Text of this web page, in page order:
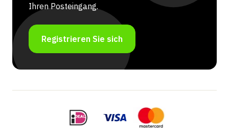
Ihren Posteingang.
Registrieren Sie sich